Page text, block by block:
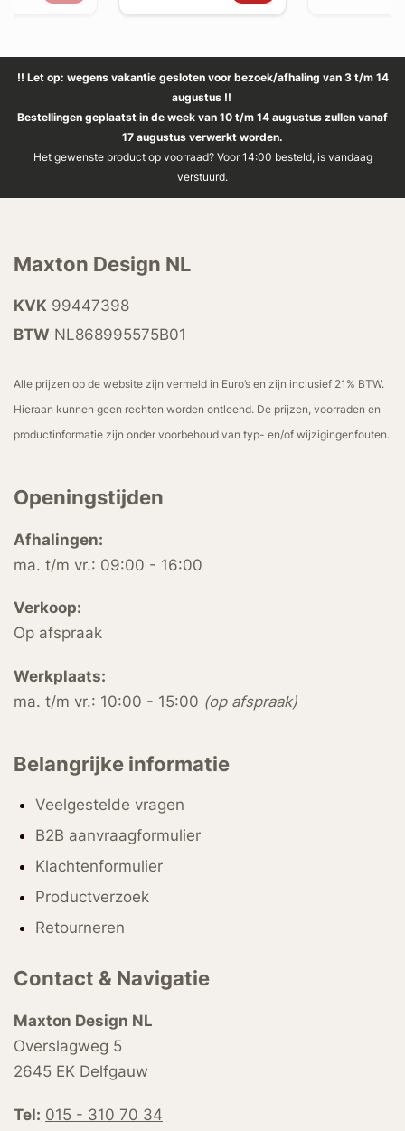
!! Let op: wegens vakantie gesloten voor bezoek/afhaling van 3 t/m 14
augustus !!
Bestellingen geplaatst in de week van 10 t/m 14 augustus zullen vanaf
17 augustus verwerkt worden.
Het gewenste product op voorraad? Voor 14:00 besteld, is vandaag
verstuurd.
Maxton Design NL
KVK 99447398
BTW NL868995575B01
Alle prijzen op de website zijn vermeld in Euro’s en zijn inclusief 21% BTW.
Hieraan kunnen geen rechten worden ontleend. De prijzen, voorraden en
productinformatie zijn onder voorbehoud van typ- en/of wijzigingenfouten.
Openingstijden
Afhalingen:
ma. t/m vr.: 09:00 - 16:00
Verkoop:
Op afspraak
Werkplaats:
ma. t/m vr.: 10:00 - 15:00 (op afspraak)
Belangrijke informatie
Veelgestelde vragen
B2B aanvraagformulier
Klachtenformulier
Productverzoek
Retourneren
Contact & Navigatie
Maxton Design NL
Overslagweg 5
2645 EK Delfgauw
Tel: 015 - 310 70 34